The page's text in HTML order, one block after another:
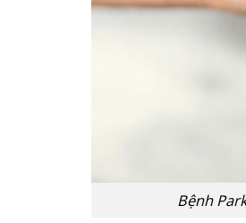
Bệnh